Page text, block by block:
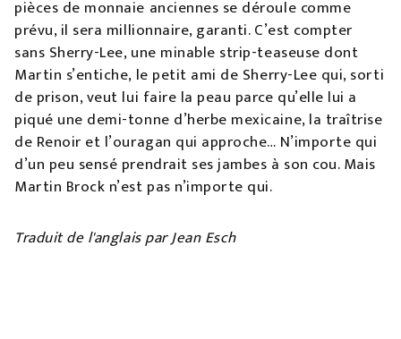
pièces de monnaie anciennes se déroule comme
prévu, il sera millionnaire, garanti. C’est compter
sans Sherry-Lee, une minable strip-teaseuse dont
Martin s’entiche, le petit ami de Sherry-Lee qui, sorti
de prison, veut lui faire la peau parce qu’elle lui a
piqué une demi-tonne d’herbe mexicaine, la traîtrise
de Renoir et l’ouragan qui approche… N’importe qui
d’un peu sensé prendrait ses jambes à son cou. Mais
Martin Brock n’est pas n’importe qui.
Traduit de l'anglais par Jean Esch